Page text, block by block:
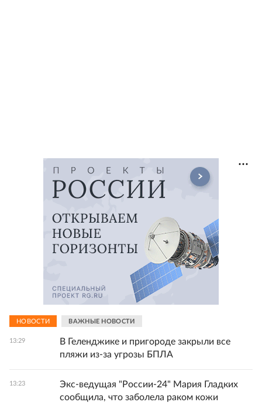
НОВОСТИ ВАЖНЫЕ НОВОСТИ
13:29
В Геленджике и пригороде закрыли все
пляжи из-за угрозы БПЛА
13:23
Экс-ведущая "России-24" Мария Гладких
сообщила, что заболела раком кожи